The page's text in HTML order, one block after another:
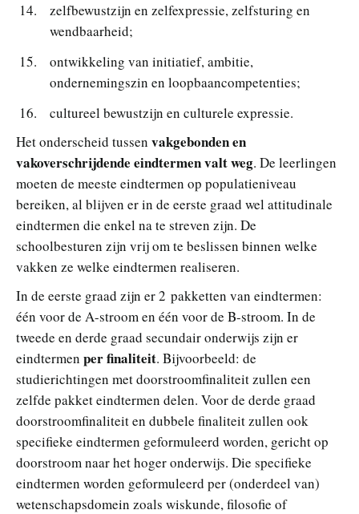
zelfbewustzijn en zelfexpressie, zelfsturing en
wendbaarheid;
ontwikkeling van initiatief, ambitie,
ondernemingszin en loopbaancompetenties;
cultureel bewustzijn en culturele expressie.
Het onderscheid tussen vakgebonden en
vakoverschrijdende eindtermen valt weg. De leerlingen
moeten de meeste eindtermen op populatieniveau
bereiken, al blijven er in de eerste graad wel attitudinale
eindtermen die enkel na te streven zijn. De
schoolbesturen zijn vrij om te beslissen binnen welke
vakken ze welke eindtermen realiseren.
In de eerste graad zijn er 2 pakketten van eindtermen:
één voor de A-stroom en één voor de B-stroom. In de
tweede en derde graad secundair onderwijs zijn er
eindtermen per finaliteit. Bijvoorbeeld: de
studierichtingen met doorstroomfinaliteit zullen een
zelfde pakket eindtermen delen. Voor de derde graad
doorstroomfinaliteit en dubbele finaliteit zullen ook
specifieke eindtermen geformuleerd worden, gericht op
doorstroom naar het hoger onderwijs. Die specifieke
eindtermen worden geformuleerd per (onderdeel van)
wetenschapsdomein zoals wiskunde, filosofie of